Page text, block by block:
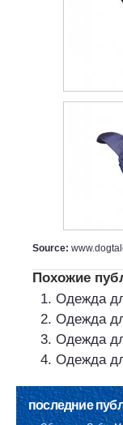
Source:
Похожие
Одежда
Одежда
Одежда
Одежда
последние